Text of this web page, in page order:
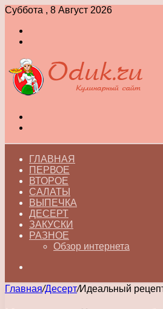
Суббота , 8 Август 2026
ГЛАВНАЯ
ПЕРВОЕ
ВТОРОЕ
САЛАТЫ
ВЫПЕЧКА
ДЕСЕРТ
ЗАКУСКИ
РАЗНОЕ
Обзор интернета
Главная/Десерт/Идеальный